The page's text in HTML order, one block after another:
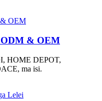
ODM & OEM
HOME DEPOT,
ma isi.